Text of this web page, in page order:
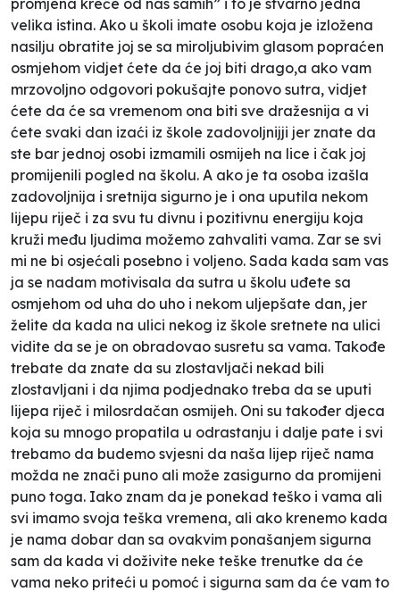
velika istina. Ako u školi imate osobu koja je izložena
nasilju obratite joj se sa miroljubivim glasom popraćen
osmjehom vidjet ćete da će joj biti drago,a ako vam
mrzovoljno odgovori pokušajte ponovo sutra, vidjet
ćete da će sa vremenom ona biti sve dražesnija a vi
ćete svaki dan izaći iz škole zadovoljnijji jer znate da
ste bar jednoj osobi izmamili osmijeh na lice i čak joj
promijenili pogled na školu. A ako je ta osoba izašla
zadovoljnija i sretnija sigurno je i ona uputila nekom
lijepu riječ i za svu tu divnu i pozitivnu energiju koja
kruži među ljudima možemo zahvaliti vama. Zar se svi
mi ne bi osjećali posebno i voljeno. Sada kada sam vas
ja se nadam motivisala da sutra u školu uđete sa
osmjehom od uha do uho i nekom uljepšate dan, jer
želite da kada na ulici nekog iz škole sretnete na ulici
vidite da se je on obradovao susretu sa vama. Takođe
trebate da znate da su zlostavljači nekad bili
zlostavljani i da njima podjednako treba da se uputi
lijepa riječ i milosrdačan osmijeh. Oni su također djeca
koja su mnogo propatila u odrastanju i dalje pate i svi
trebamo da budemo svjesni da naša lijep riječ nama
možda ne znači puno ali može zasigurno da promijeni
puno toga. Iako znam da je ponekad teško i vama ali
svi imamo svoja teška vremena, ali ako krenemo kada
je nama dobar dan sa ovakvim ponašanjem sigurna
sam da kada vi doživite neke teške trenutke da će
vama neko priteći u pomoć i sigurna sam da će vam to